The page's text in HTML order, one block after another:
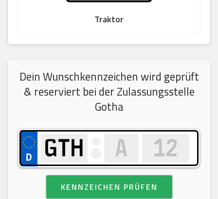
Traktor
Dein Wunschkennzeichen wird geprüft
& reserviert bei der Zulassungsstelle
Gotha
KENNZEICHEN PRÜFEN